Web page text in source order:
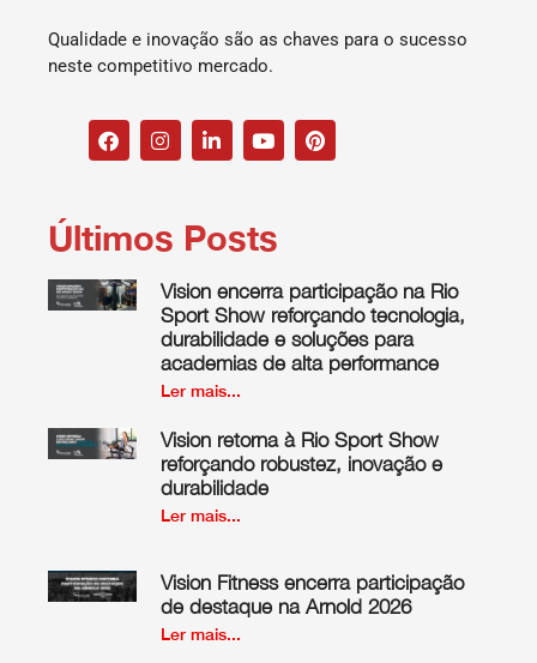
Qualidade e inovação são as chaves para o sucesso
neste competitivo mercado.
Últimos Posts
Vision encerra participação na Rio
Sport Show reforçando tecnologia,
durabilidade e soluções para
academias de alta performance
Ler mais...
Vision retorna à Rio Sport Show
reforçando robustez, inovação e
durabilidade
Ler mais...
Vision Fitness encerra participação
de destaque na Arnold 2026
Ler mais...